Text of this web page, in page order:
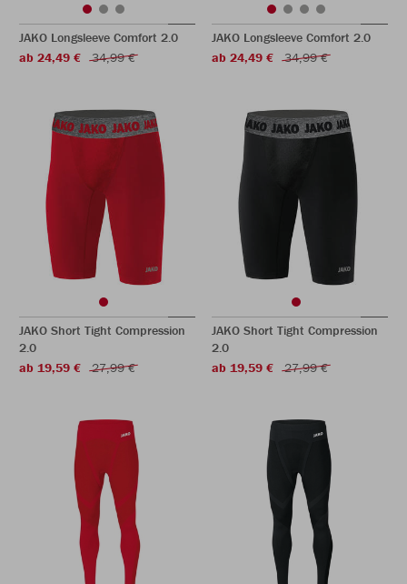
JAKO Longsleeve Comfort 2.0
ab 24,49 €
34,99 €
JAKO Longsleeve Comfort 2.0
ab 24,49 €
34,99 €
JAKO Short Tight Compression
2.0
ab 19,59 €
27,99 €
JAKO Short Tight Compression
2.0
ab 19,59 €
27,99 €